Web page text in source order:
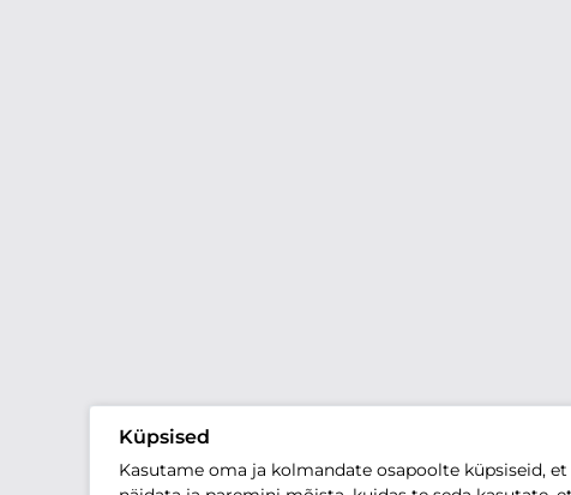
Küpsised
Kasutame oma ja kolmandate osapoolte küpsiseid,